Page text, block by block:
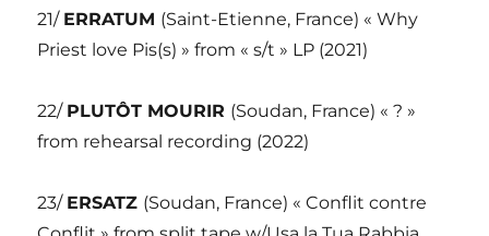
21/ ERRATUM (Saint-Etienne, France) « Why
Priest love Pis(s) » from « s/t » LP (2021)
22/ PLUTÔT MOURIR (Soudan, France) « ? »
from rehearsal recording (2022)
23/ ERSATZ (Soudan, France) « Conflit contre